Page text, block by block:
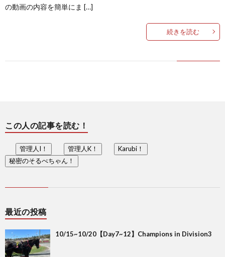
の動画の内容を簡単にま […]
続きを読む
この人の記事を読む！
管理人I！ 管理人K！
Karubi！
秘密のそるべちゃん！
最近の投稿
10/15~10/20【Day7~12】Champions in Division3